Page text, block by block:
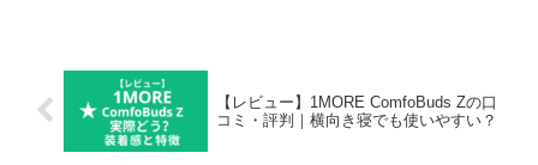
【レビュー】1MORE ComfoBuds Zの口
コミ・評判｜横向き寝でも使いやすい？